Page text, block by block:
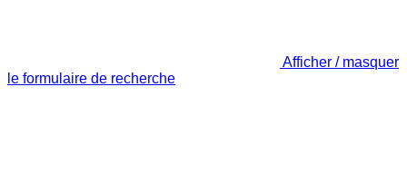
Afficher / masquer
le formulaire de recherche